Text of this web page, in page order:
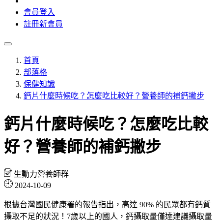
會員登入
註冊新會員
首頁
部落格
保健知識
鈣片什麼時候吃？怎麼吃比較好？營養師的補鈣撇步
鈣片什麼時候吃？怎麼吃比較
好？營養師的補鈣撇步
生動力營養師群
2024-10-09
根據台灣國民健康署的報告指出，高達 90% 的民眾都有鈣質
攝取不足的狀況！7歲以上的國人，鈣攝取量僅達建議攝取量